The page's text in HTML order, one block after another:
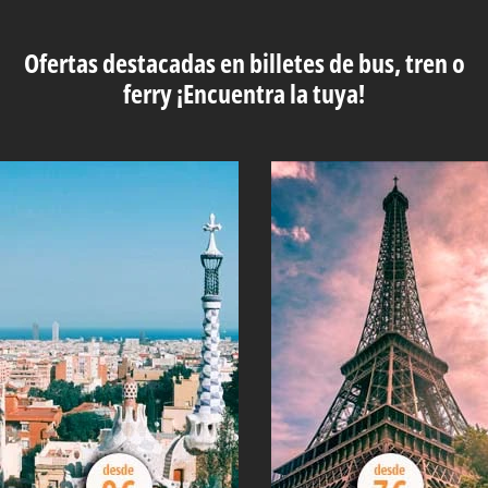
Ofertas destacadas en billetes de bus, tren o
ferry ¡Encuentra la tuya!